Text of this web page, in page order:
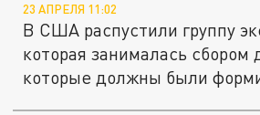
23 АПРЕЛЯ 11:02
В США распустили группу
которая занималась сбором
которые должны были